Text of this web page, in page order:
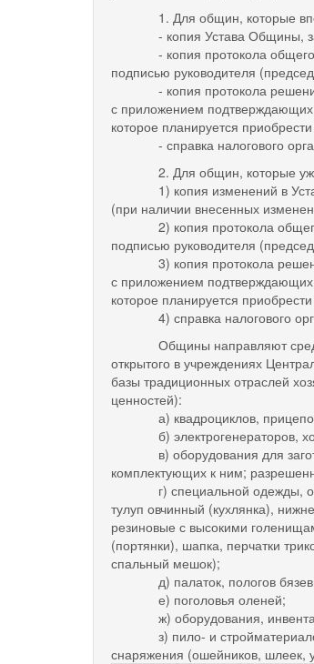
1. Для общин, которые
- копия Устава Общины,
- копия протокола общего
подписью руководителя
- копия протокола решения
с приложением подтверждающих
которое планируется
- справка налогового
2. Для общин, которые уже
1) копия изменений в Устав
(при наличии внесенных
2) копия протокола общего
подписью руководителя
3) копия протокола решения
с приложением подтверждающих
которое планируется
4) справка налогового
Общины направляют средства
открытого в учреждениях
базы традиционных отраслей
ценностей):
а) квадроциклов, прицепов к
б) электрогенераторов,
в) оборудования для
комплектующих к ним;
г) специальной одежды,
тулуп овчинный (кухлянка),
резиновые с высокими
(портянки), шапка, перчатки
спальный мешок);
д) палаток, пологов бязевых
е) поголовья оленей;
ж) оборудования, инвентаря
з) пило- и стройматериалов
снаряжения (ошейников, шлеек,